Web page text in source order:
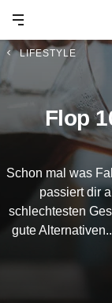
Flop
Schon mal was
passiert dir
schlechtesten
gute
LIFESTYLE